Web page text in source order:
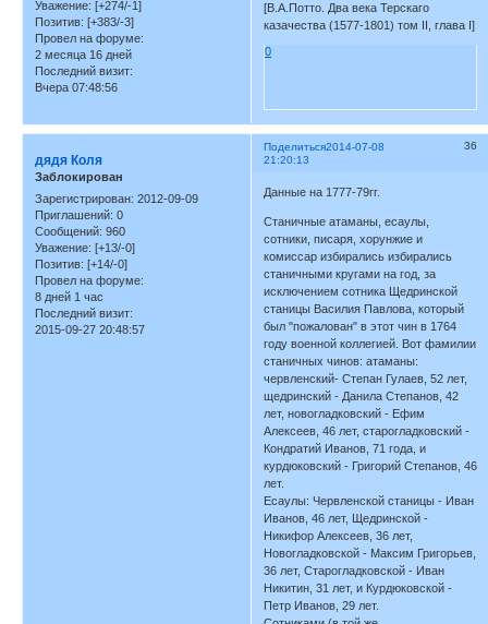
Уважение: [+274/-1]
Позитив: [+383/-3]
Провел на форуме:
2 месяца 16 дней
Последний визит:
Вчера 07:48:56
[В.А.Потто. Два века Терскаго
казачества (1577-1801) том II, глава I]
0
Поделиться 36
2014-07-08
21:20:13
дядя Коля
Заблокирован
Зарегистрирован: 2012-09-09
Приглашений: 0
Сообщений: 960
Уважение: [+13/-0]
Позитив: [+14/-0]
Провел на форуме:
8 дней 1 час
Последний визит:
2015-09-27 20:48:57
Данные на 1777-79гг.
Станичные атаманы, есаулы,
сотники, писаря, хорунжие и
комиссар избирались избирались
станичными кругами на год, за
исключением сотника Щедринской
станицы Василия Павлова, который
был "пожалован" в этот чин в 1764
году военной коллегией. Вот фамилии
станичных чинов: атаманы:
червленский- Степан Гулаев, 52 лет,
щедринский - Данила Степанов, 42
лет, новогладковский - Ефим
Алексеев, 46 лет, старогладковский -
Кондратий Иванов, 71 года, и
курдюковский - Григорий Степанов, 46
лет.
Есаулы: Червленской станицы - Иван
Иванов, 46 лет, Щедринской -
Никифор Алексеев, 36 лет,
Новогладковской - Максим Григорьев,
36 лет, Старогладковской - Иван
Никитин, 31 лет, и Курдюковской -
Петр Иванов, 29 лет.